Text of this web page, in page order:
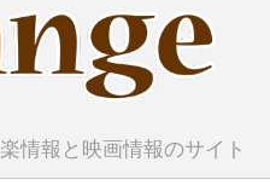
情報と映画情報のサイト